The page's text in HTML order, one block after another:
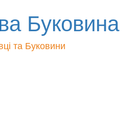
Буковина
та Буковини